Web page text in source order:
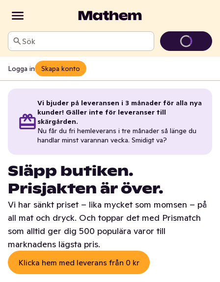
Sök
Logga in Skapa konto
Vi bjuder på leveransen i 3 månader för alla nya
kunder! Gäller inte för leveranser till
skärgården.
Nu får du fri hemleverans i tre månader så länge du
handlar minst varannan vecka. Smidigt va?
Släpp butiken.
Prisjakten är över.
Vi har sänkt priset – lika mycket som momsen – på
all mat och dryck. Och toppar det med Prismatch
som alltid ger dig 500 populära varor till
marknadens lägsta pris.
Klicka hem med leverans från 0 kr